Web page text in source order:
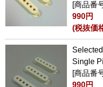
[商品番
990円
(税抜価
Single
[商品番
990円